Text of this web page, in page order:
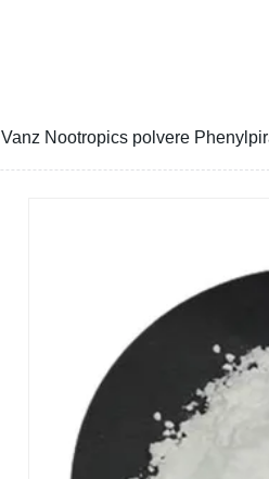
Vanz Nootropics polvere